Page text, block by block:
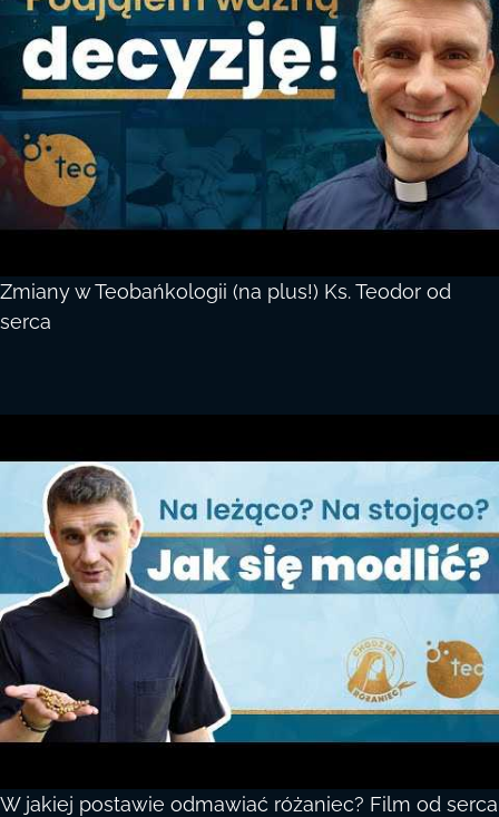
Zmiany w Teobańkologii (na plus!) Ks. Teodor od
serca
W jakiej postawie odmawiać różaniec? Film od serca